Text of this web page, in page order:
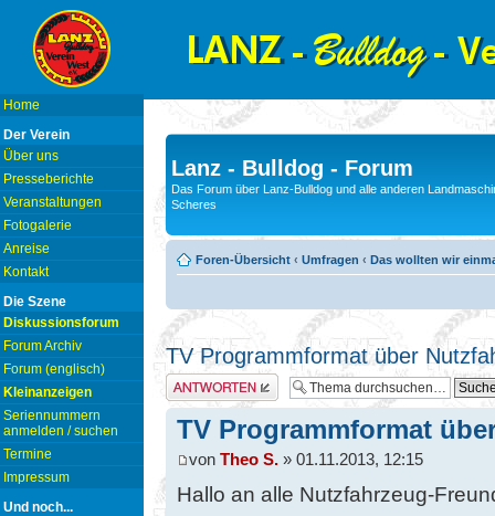
Home
Der Verein
Über uns
Presseberichte
Veranstaltungen
Fotogalerie
Anreise
Kontakt
Die Szene
Diskussionsforum
Forum Archiv
Forum (englisch)
Kleinanzeigen
Seriennummern
anmelden / suchen
Termine
Impressum
Und noch...
Lanz - Bulldog - Forum
Das Forum über Lanz-Bulldog und alle anderen
Scheres
Foren-Übersicht ‹ Umfragen ‹ Das wollten wir
TV Programmformat über
Antwort erstellen
TV Programmformat
von Theo S. » 01.11.2013, 12:15
Hallo an alle Nutzfahrzeug-